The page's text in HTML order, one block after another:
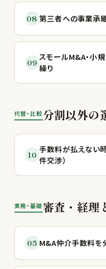
08 第三者への事業承
09
スモールM&A・小
繰り
代替・比較分割以外の
10
手数料が払えない
件交渉）
実務・基礎審査・経理
05 M&A仲介手数料を